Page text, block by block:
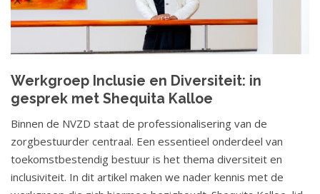
Werkgroep Inclusie en Diversiteit: in
gesprek met Shequita Kalloe
Binnen de NVZD staat de professionalisering van de
zorgbestuurder centraal. Een essentieel onderdeel van
toekomstbestendig bestuur is het thema diversiteit en
inclusiviteit. In dit artikel maken we nader kennis met de